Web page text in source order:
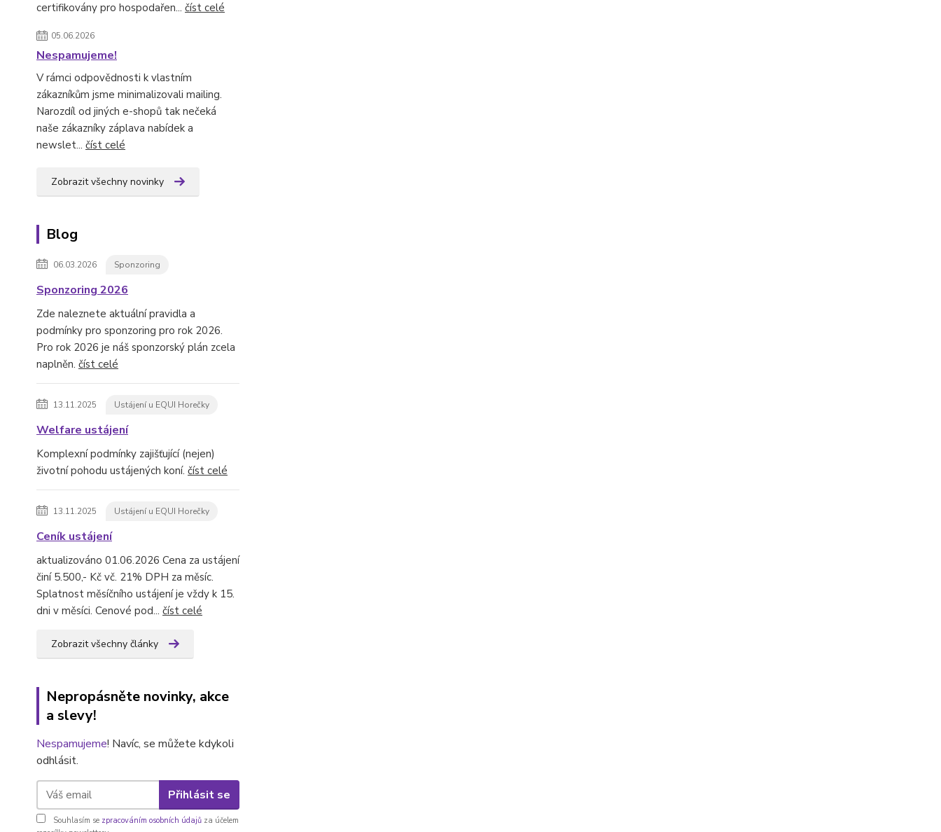
certifikovány pro hospodařen... číst celé
05.06.2026
Nespamujeme!
V rámci odpovědnosti k vlastním
zákazníkům jsme minimalizovali mailing.
Narozdíl od jiných e-shopů tak nečeká
naše zákazníky záplava nabídek a
newslet... číst celé
Zobrazit všechny novinky
Blog
06.03.2026 Sponzoring
Sponzoring 2026
Zde naleznete aktuální pravidla a
podmínky pro sponzoring pro rok 2026.
Pro rok 2026 je náš sponzorský plán zcela
naplněn. číst celé
13.11.2025 Ustájení u EQUI Horečky
Welfare ustájení
Komplexní podmínky zajišťující (nejen)
životní pohodu ustájených koní. číst celé
13.11.2025 Ustájení u EQUI Horečky
Ceník ustájení
aktualizováno 01.06.2026 Cena za ustájení
činí 5.500,- Kč vč. 21% DPH za měsíc.
Splatnost měsíčního ustájení je vždy k 15.
dni v měsíci. Cenové pod... číst celé
Zobrazit všechny články
Nepropásněte novinky, akce
a slevy!
Nespamujeme! Navíc, se můžete kdykoli
odhlásit.
Přihlásit se
Souhlasím se zpracováním osobních údajů za účelem